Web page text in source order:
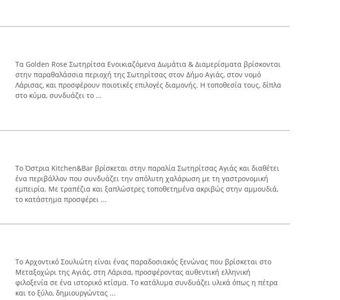
Τα Golden Rose Σωτηρίτσα Ενοικιαζόμενα Δωμάτια & Διαμερίσματα βρίσκονται
στην παραθαλάσσια περιοχή της Σωτηρίτσας στον Δήμο Αγιάς, στον νομό
Λάρισας, και προσφέρουν ποιοτικές επιλογές διαμονής. Η τοποθεσία τους, δίπλα
στο κύμα, συνδυάζει το ...
Το Όστρια Kitchen&Bar βρίσκεται στην παραλία Σωτηρίτσας Αγιάς και διαθέτει
ένα περιβάλλον που συνδυάζει την απόλυτη χαλάρωση με τη γαστρονομική
εμπειρία. Με τραπέζια και ξαπλώστρες τοποθετημένα ακριβώς στην αμμουδιά,
το κατάστημα προσφέρει ...
Το Αρχοντικό Σουλιώτη είναι ένας παραδοσιακός ξενώνας που βρίσκεται στο
Μεταξοχώρι της Αγιάς, στη Λάρισα, προσφέροντας αυθεντική ελληνική
φιλοξενία σε ένα ιστορικό κτίσμα. Το κατάλυμα συνδυάζει υλικά όπως η πέτρα
και το ξύλο, δημιουργώντας ...